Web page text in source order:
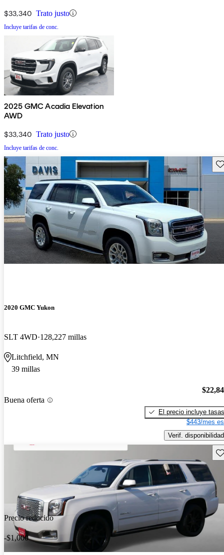
$33,340 Trato justo
Incluye tarifas de conc.
2025 GMC Acadia Elevation
AWD
$33,340 Trato justo
Incluye tarifas de conc.
2020 GMC Yukon
SLT 4WD 128,227 millas
Litchfield, MN
39 millas
Buena oferta
El precio incluye tasas
$443/mes
Verif. disponibilidad
Precio reducido
-$1,000